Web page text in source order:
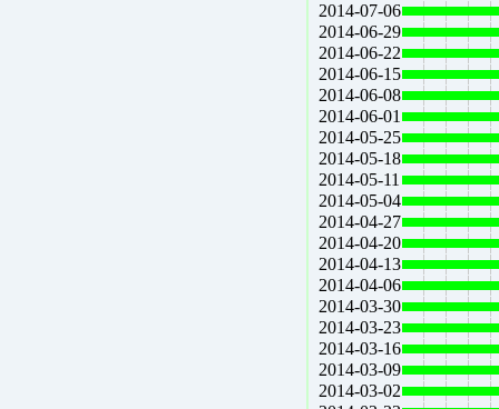
2014-07-06
2014-06-29
2014-06-22
2014-06-15
2014-06-08
2014-06-01
2014-05-25
2014-05-18
2014-05-11
2014-05-04
2014-04-27
2014-04-20
2014-04-13
2014-04-06
2014-03-30
2014-03-23
2014-03-16
2014-03-09
2014-03-02